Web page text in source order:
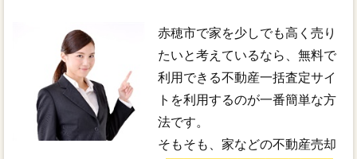
赤穂市で家を少しでも高く売り
たいと考えているなら、無料で
利用できる不動産一括査定サイ
トを利用するのが一番簡単な方
法です。
そもそも、家などの不動産売却